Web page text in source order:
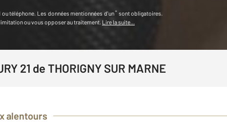
téléphone. Les données mentionnées d'un * sont obligatoires.
ou vous opposer au traitement. Lire la suite...
21 de THORIGNY SUR MARNE
alentours